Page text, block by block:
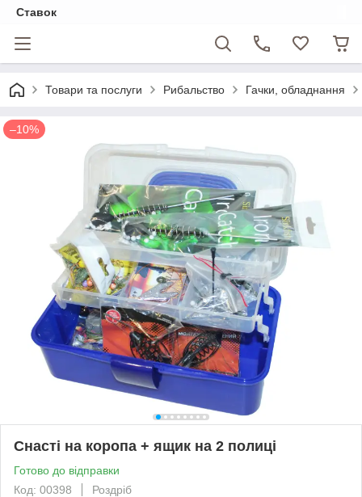
Ставок
Товари та послуги Рибальство Гачки, обладнання
–10%
Снасті на коропа + ящик на 2 полиці
Готово до відправки
Код: 00398
Роздріб